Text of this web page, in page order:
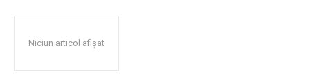
Niciun articol afișat